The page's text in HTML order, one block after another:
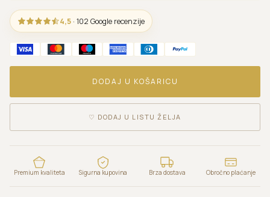
4,5 · 102 Google recenzije
DODAJ U KOŠARICU
♡ DODAJ U LISTU ŽELJA
Premium kvaliteta Sigurna kupovina Brza dostava Obročno plaćanje